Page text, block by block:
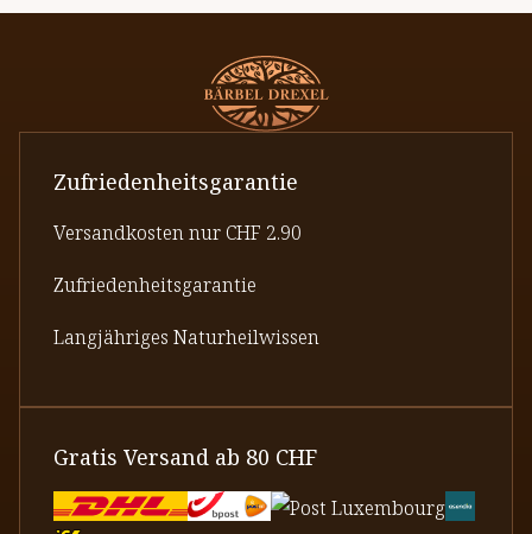
Zufriedenheitsgarantie
Versandkosten nur CHF 2.90
Zufriedenheitsgarantie
Langjähriges Naturheilwissen
Gratis Versand ab 80 CHF